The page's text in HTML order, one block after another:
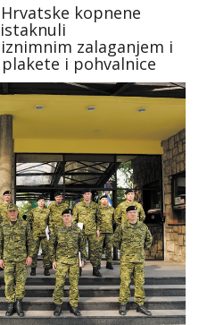
kopnene
zalaganjem i
i pohvalnice